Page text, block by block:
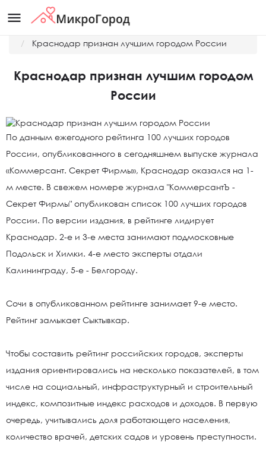
menu
Краснодар признан лучшим городом России
Краснодар признан лучшим городом
России
По данным ежегодного рейтинга 100 лучших городов
России, опубликованного в сегодняшнем выпуске журнала
«Коммерсант. Секрет Фирмы», Краснодар оказался на 1-
м месте. В свежем номере журнала "КоммерсантЪ -
Секрет Фирмы" опубликован список 100 лучших городов
России. По версии издания, в рейтинге лидирует
Краснодар. 2-е и 3-е места занимают подмосковные
Подольск и Химки. 4-е место эксперты отдали
Калининграду, 5-е - Белгороду.
Сочи в опубликованном рейтинге занимает 9-е место.
Рейтинг замыкает Сыктывкар.
Чтобы составить рейтинг российских городов, эксперты
издания ориентировались на несколько показателей, в том
числе на социальный, инфраструктурный и строительный
индекс, композитные индекс расходов и доходов. В первую
очередь, учитывались доля работающего населения,
количество врачей, детских садов и уровень преступности.